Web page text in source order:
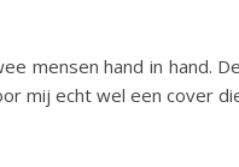
mensen hand in hand.
mij echt wel een cover